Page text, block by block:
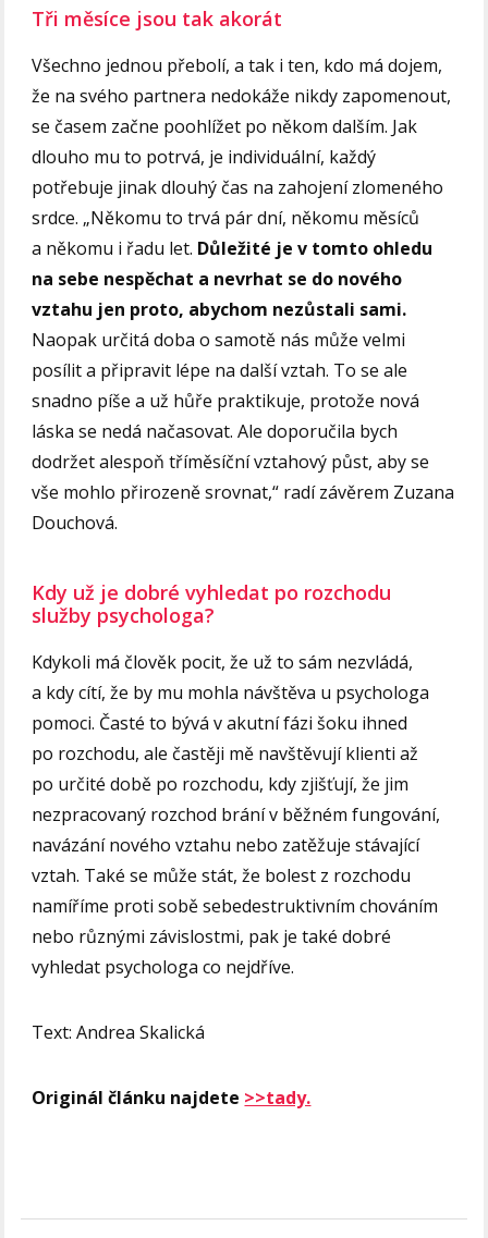
Tři měsíce jsou tak akorát
Všechno jednou přebolí, a tak i ten, kdo má dojem,
že na svého partnera nedokáže nikdy zapomenout,
se časem začne poohlížet po někom dalším. Jak
dlouho mu to potrvá, je individuální, každý
potřebuje jinak dlouhý čas na zahojení zlomeného
srdce. „Někomu to trvá pár dní, někomu měsíců
a někomu i řadu let. Důležité je v tomto ohledu
na sebe nespěchat a nevrhat se do nového
vztahu jen proto, abychom nezůstali sami.
Naopak určitá doba o samotě nás může velmi
posílit a připravit lépe na další vztah. To se ale
snadno píše a už hůře praktikuje, protože nová
láska se nedá načasovat. Ale doporučila bych
dodržet alespoň tříměsíční vztahový půst, aby se
vše mohlo přirozeně srovnat,“ radí závěrem Zuzana
Douchová.
Kdy už je dobré vyhledat po rozchodu
služby psychologa?
Kdykoli má člověk pocit, že už to sám nezvládá,
a kdy cítí, že by mu mohla návštěva u psychologa
pomoci. Časté to bývá v akutní fázi šoku ihned
po rozchodu, ale častěji mě navštěvují klienti až
po určité době po rozchodu, kdy zjišťují, že jim
nezpracovaný rozchod brání v běžném fungování,
navázání nového vztahu nebo zatěžuje stávající
vztah. Také se může stát, že bolest z rozchodu
namíříme proti sobě sebedestruktivním chováním
nebo různými závislostmi, pak je také dobré
vyhledat psychologa co nejdříve.
Text: Andrea Skalická
Originál článku najdete >>tady.